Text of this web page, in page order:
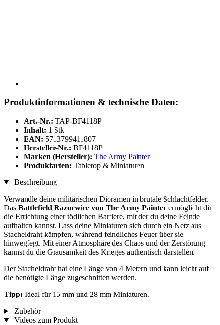
Produktinformationen & technische Daten:
Art.-Nr.: TAP-BF4118P
Inhalt: 1 Stk
EAN: 5713799411807
Hersteller-Nr.: BF4118P
Marken (Hersteller): The Army Painter
Produktarten: Tabletop & Miniaturen
Beschreibung
Verwandle deine militärischen Dioramen in brutale Schlachtfelder.
Das Battlefield Razorwire von The Army Painter ermöglicht dir
die Errichtung einer tödlichen Barriere, mit der du deine Feinde
aufhalten kannst. Lass deine Miniaturen sich durch ein Netz aus
Stacheldraht kämpfen, während feindliches Feuer über sie
hinwegfegt. Mit einer Atmosphäre des Chaos und der Zerstörung
kannst du die Grausamkeit des Krieges authentisch darstellen.
Der Stacheldraht hat eine Länge von 4 Metern und kann leicht auf
die benötigte Länge zugeschnitten werden.
Tipp: Ideal für 15 mm und 28 mm Miniaturen.
Zubehör
Videos zum Produkt